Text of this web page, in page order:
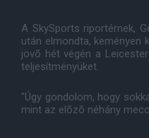
A SkySports riportérnek,
után elmondta, keményen
jövõ hét végén a
teljesítményüket.
"Úgy gondolom, hogy
mint az elõzõ néhány